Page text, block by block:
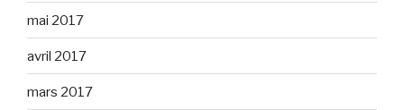
mai 2017
avril 2017
mars 2017